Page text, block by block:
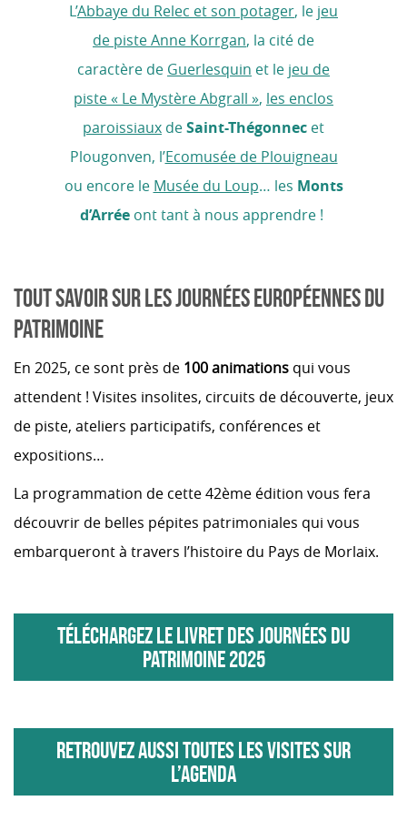
L’Abbaye du Relec et son potager, le jeu
de piste Anne Korrgan, la cité de
caractère de Guerlesquin et le jeu de
piste « Le Mystère Abgrall », les enclos
paroissiaux deSaint-Thégonnec et
Plougonven, l’Ecomusée de Plouigneau
ou encore le Musée du Loup… les Monts
d’Arrée ont tant à nous apprendre !
TOUT SAVOIR SUR LES JOURNÉES EUROPÉENNES DU
PATRIMOINE
En 2025, ce sont près de 100 animations qui vous
attendent ! Visites insolites, circuits de découverte, jeux
de piste, ateliers participatifs, conférences et
expositions…
La programmation de cette 42ème édition vous fera
découvrir de belles pépites patrimoniales qui vous
embarqueront à travers l’histoire du Pays de Morlaix.
TÉLÉCHARGEZ LE LIVRET DES JOURNÉES DU
PATRIMOINE 2025
RETROUVEZ AUSSI TOUTES LES VISITES SUR
L’AGENDA